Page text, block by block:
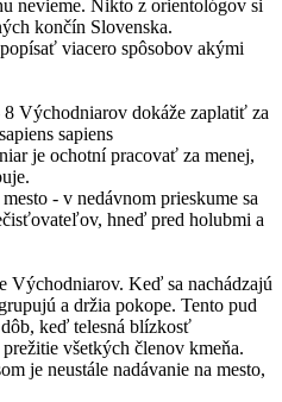
nevieme. Nikto z orientológov si
končín Slovenska.
viacero spôsobov akými
Východniarov dokáže zaplatiť za
sapiens
je ochotní pracovať za menej,
- v nedávnom prieskume sa
hneď pred holubmi a
Východniarov. Keď sa nachádzajú
a držia pokope. Tento pud
keď telesná blízkosť
všetkých členov kmeňa.
je neustále nadávanie na mesto,